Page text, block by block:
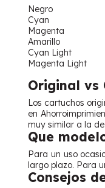
Negro
Cyan
Magenta
Amarillo
Cyan Light
Magenta Light
Original vs
Los cartuchos
en
muy similar a la
Que
Para un uso
largo plazo. Para
Consejos